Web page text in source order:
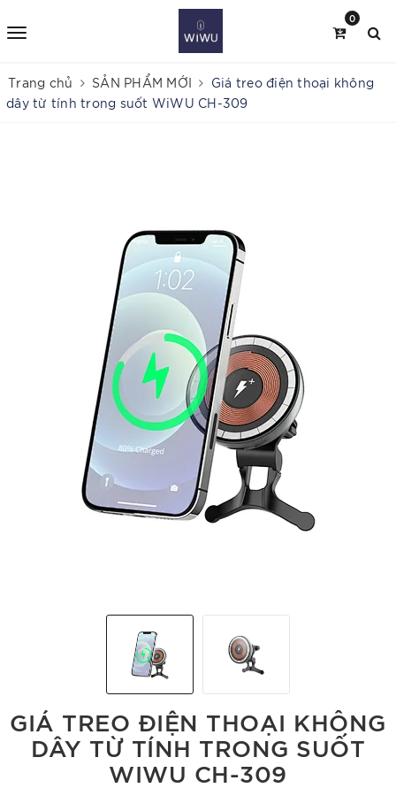
0
Trang chủ SẢN PHẨM MỚI
Giá treo điện thoại không
dây từ tính trong suốt WiWU CH-309
GIÁ TREO ĐIỆN THOẠI KHÔNG
DÂY TỪ TÍNH TRONG SUỐT
WIWU CH-309